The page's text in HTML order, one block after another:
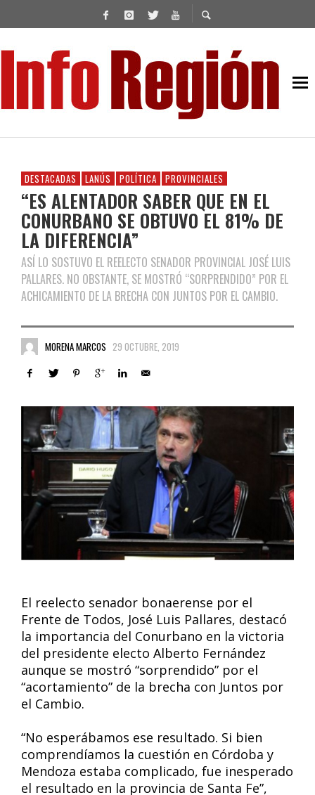
DESTACADAS LANÚS POLÍTICA PROVINCIALES
“ES ALENTADOR SABER QUE EN EL
CONURBANO SE OBTUVO EL 81% DE
LA DIFERENCIA”
ASÍ LO SOSTUVO EL REELECTO SENADOR PROVINCIAL JOSÉ LUIS
PALLARES. NO OBSTANTE, SE MOSTRÓ “SORPRENDIDO” POR EL
ACHICAMIENTO DE LA BRECHA CON JUNTOS POR EL CAMBIO.
MORENA MARCOS 29 OCTUBRE, 2019
El reelecto senador bonaerense por el
Frente de Todos, José Luis Pallares, destacó
la importancia del Conurbano en la victoria
del presidente electo Alberto Fernández
aunque se mostró “sorprendido” por el
“acortamiento” de la brecha con Juntos por
el Cambio.
“No esperábamos ese resultado. Si bien
comprendíamos la cuestión en Córdoba y
Mendoza estaba complicado, fue inesperado
el resultado en la provincia de Santa Fe”,